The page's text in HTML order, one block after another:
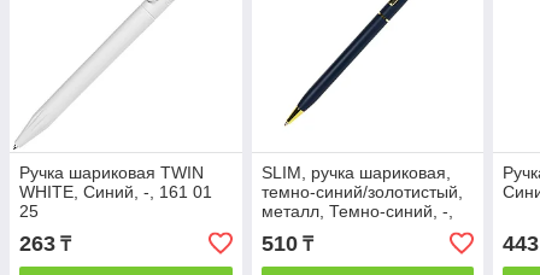
Ручка шариковая TWIN
WHITE, Синий, -, 161 01
25
263 ₸
SLIM, ручка шариковая,
темно-синий/золотистый,
металл, Темно-синий, -,
1101 25
510₸ 443